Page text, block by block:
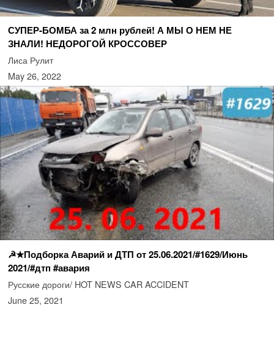
СУПЕР-БОМБА за 2 млн рублей! А МЫ О НЕМ НЕ
ЗНАЛИ! НЕДОРОГОЙ КРОССОВЕР
Лиса Рулит
May 26, 2022
☭★Подборка Аварий и ДТП от 25.06.2021/#1629/Июнь
2021/#дтп #авария
Русские дороги/ HOT NEWS CAR ACCIDENT
June 25, 2021